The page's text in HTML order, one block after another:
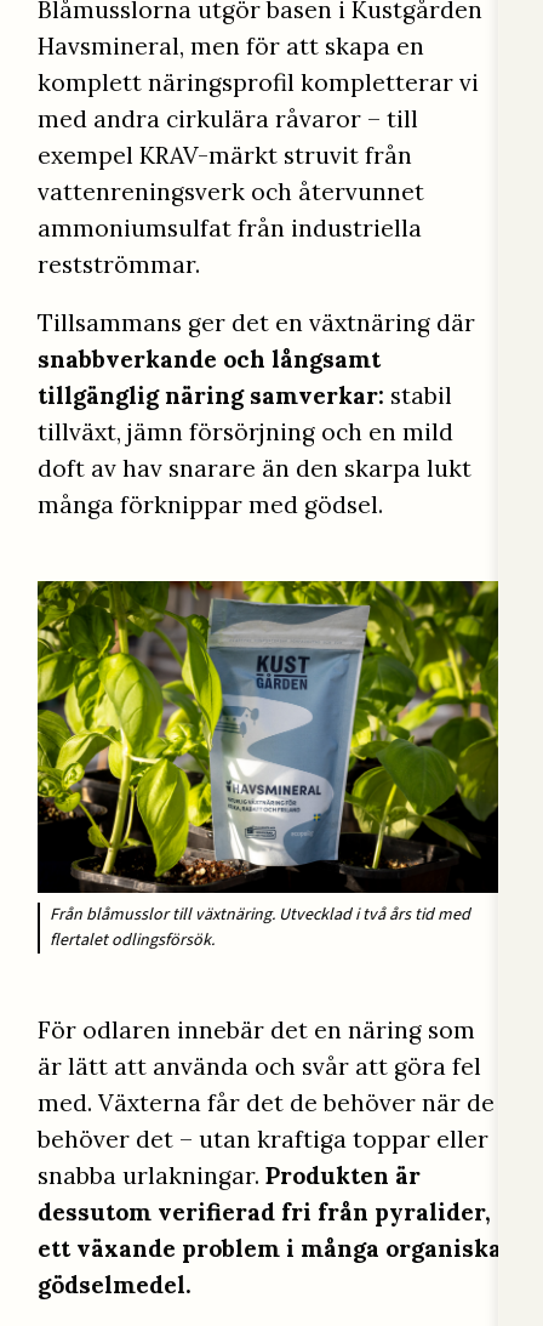
Blåmusslorna utgör basen i Kustgården
Havsmineral, men för att skapa en
komplett näringsprofil kompletterar vi
med andra cirkulära råvaror – till
exempel KRAV-märkt struvit från
vattenreningsverk och återvunnet
ammoniumsulfat från industriella
restströmmar.
Tillsammans ger det en växtnäring där
snabbverkande och långsamt
tillgänglig näring samverkar: stabil
tillväxt, jämn försörjning och en mild
doft av hav snarare än den skarpa lukt
många förknippar med gödsel.
Från blåmusslor till växtnäring. Utvecklad i två års tid med
flertalet odlingsförsök.
För odlaren innebär det en näring som
är lätt att använda och svår att göra fel
med. Växterna får det de behöver när de
behöver det – utan kraftiga toppar eller
snabba urlakningar.Produkten är
dessutom verifierad fri från pyralider,
ett växande problem i många organiska
gödselmedel.